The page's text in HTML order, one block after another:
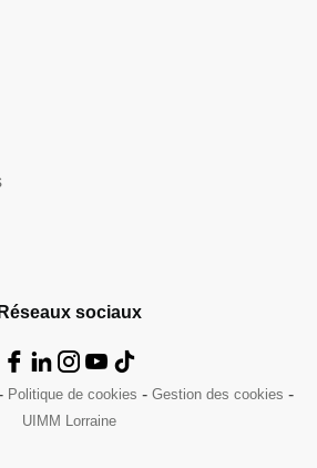
Réseaux sociaux
Politique de cookies
Gestion des cookies
UIMM Lorraine